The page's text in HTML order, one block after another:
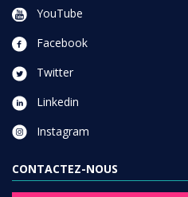
YouTube
Facebook
Twitter
Linkedin
Instagram
CONTACTEZ-NOUS